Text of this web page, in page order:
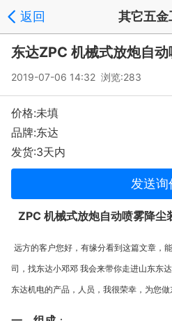
返回 其它五金
东达ZPC 机械式放炮自
2019-07-06 14:32 浏览:283
价格:未填
品牌:东达
发货:3天内
发送询
ZPC 机械式放炮自动喷雾降尘
远方的客户您好，有缘分看到这篇文章，
司，找东达小邓邓 我会来带你走进山东东
东达机电的产品，人员，我很荣幸，为您